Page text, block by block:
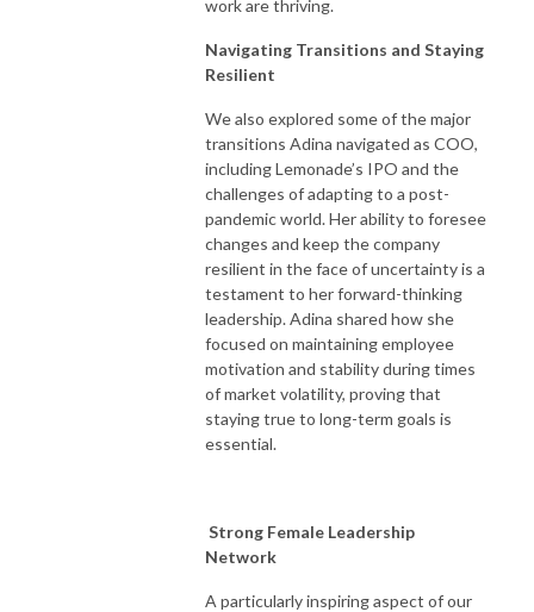
work are thriving.
Navigating Transitions and Staying
Resilient
We also explored some of the major
transitions Adina navigated as COO,
including Lemonade’s IPO and the
challenges of adapting to a post-
pandemic world. Her ability to foresee
changes and keep the company
resilient in the face of uncertainty is a
testament to her forward-thinking
leadership. Adina shared how she
focused on maintaining employee
motivation and stability during times
of market volatility, proving that
staying true to long-term goals is
essential.
Strong Female Leadership
Network
A particularly inspiring aspect of our